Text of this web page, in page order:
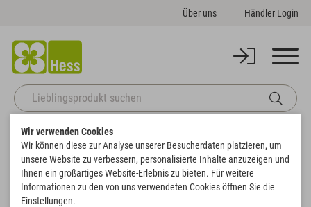
Über uns Händler Login
Startseite Basics Bänder, Filz & Wolle
Kordel Materialmix Tüll / Papierkordel
Zurück zur Artikelübersicht
SALE
Wir verwenden Cookies
Wir können diese zur Analyse unserer Besucherdaten platzieren, um
unsere Website zu verbessern, personalisierte Inhalte anzuzeigen und
Ihnen ein großartiges Website-Erlebnis zu bieten. Für weitere
Informationen zu den von uns verwendeten Cookies öffnen Sie die
Einstellungen.